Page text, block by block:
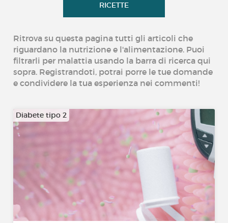
RICETTE
Ritrova su questa pagina tutti gli articoli che
riguardano la nutrizione e l'alimentazione. Puoi
filtrarli per malattia usando la barra di ricerca qui
sopra. Registrandoti, potrai porre le tue domande
e condividere la tua esperienza nei commenti!
Diabete tipo 2